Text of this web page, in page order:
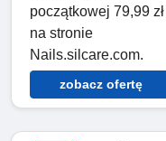
początkowej 79,99 zł
na stronie
Nails.silcare.com.
zobacz ofertę